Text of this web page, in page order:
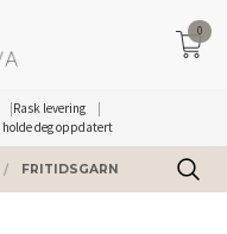
Rask levering
deg oppdatert
0
FRITIDSGARN